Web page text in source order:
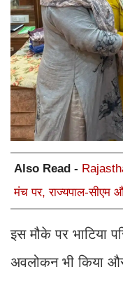
Also Read -
मंच पर, राज्यपाल-सीएम
इस मौके पर भाटिया
अवलोकन भी किया और